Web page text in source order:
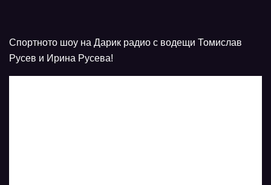
Спортното шоу на Дарик радио с водещи Томислав
Русев и Ирина Русева!